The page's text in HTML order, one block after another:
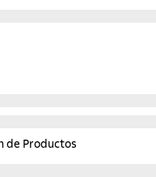
de Productos